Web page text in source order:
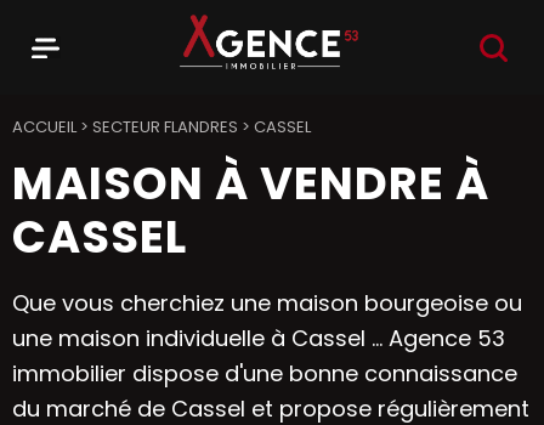
ACCUEIL> SECTEUR FLANDRES > CASSEL
MAISON À VENDRE À
CASSEL
Que vous cherchiez une maison bourgeoise ou
une maison individuelle à Cassel ... Agence 53
immobilier dispose d'une bonne connaissance
du marché de Cassel et propose régulièrement